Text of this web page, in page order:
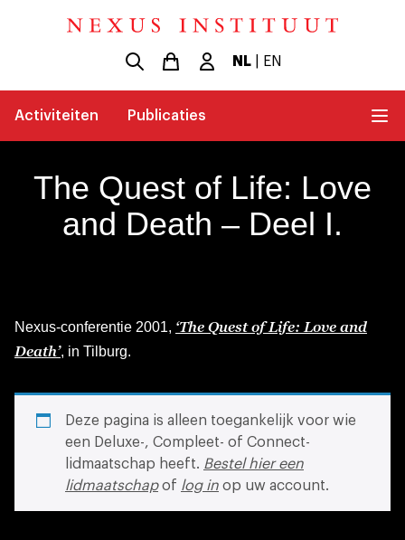
NL| EN
Activiteiten Publicaties
The Quest of Life: Love
and Death – Deel I.
Nexus-conferentie 2001, ‘The Quest of Life: Love and
Death’, in Tilburg.
Deze pagina is alleen toegankelijk voor wie
een Deluxe-, Compleet- of Connect-
lidmaatschap heeft. Bestel hier een
lidmaatschapof log in op uw account.